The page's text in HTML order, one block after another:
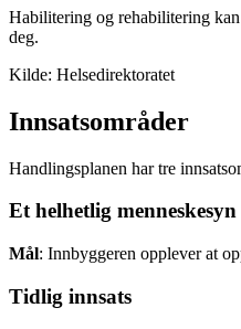
Habilitering og rehabilitering
deg.
Kilde: Helsedirektoratet
Innsatsområder
Handlingsplanen har tre
Et helhetlig menneskesyn
Mål: Innbyggeren opplever at
Tidlig innsats